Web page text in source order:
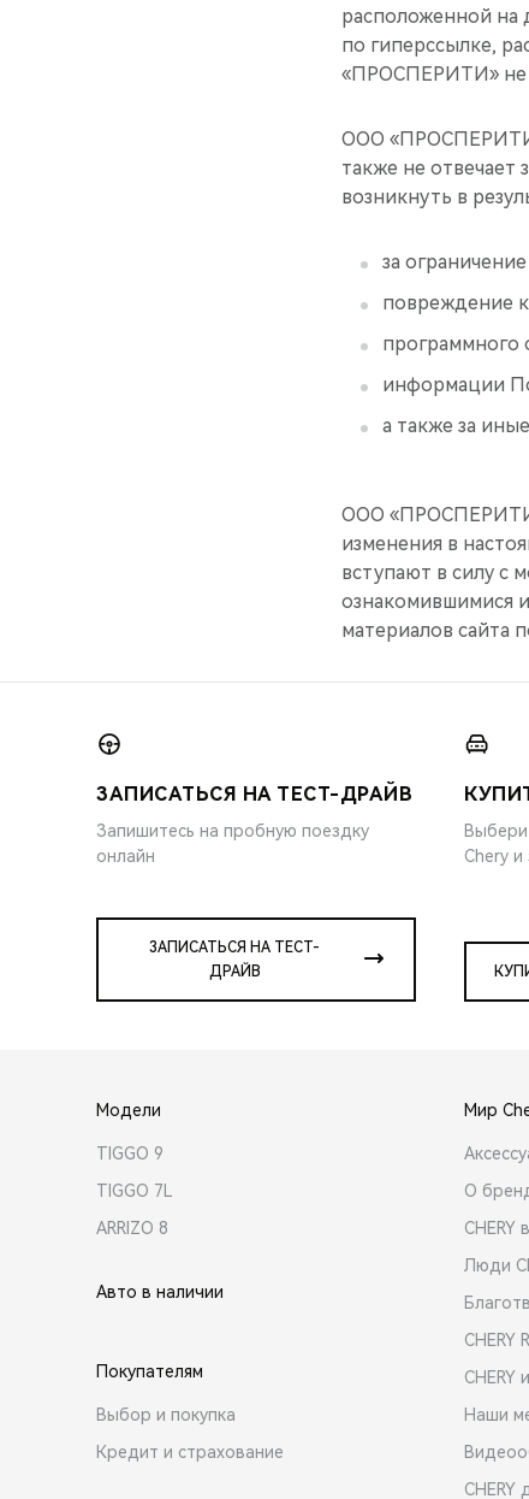
расположенной на
по гиперссылке,
«ПРОСПЕРИТИ» не
ООО «ПРОСПЕРИТИ»
также не
возникнуть в
за
повреждение
программного
информации
а также за
ООО «ПРОСПЕРИТИ»
изменения в
вступают в силу с
ознакомившимися
материалов сайта
ЗАПИСАТЬСЯ НА ТЕСТ-ДРАЙВ
Запишитесь на пробную поездку
онлайн
ЗАПИСАТЬСЯ НА ТЕСТ-
ДРАЙВ
Chery
Модели
TIGGO 9
TIGGO 7L
ARRIZO 8
Авто в наличии
Покупателям
Выбор и покупка
Кредит и страхование
Мир
О
CHERY
Люди
CHERY
Наши
CHERY